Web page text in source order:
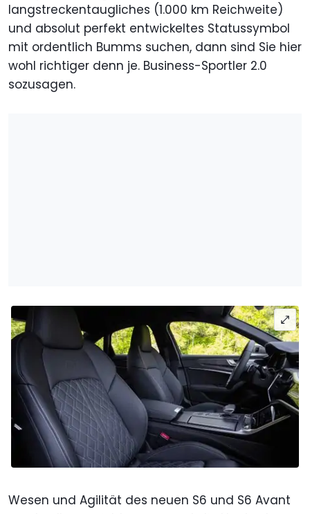
langstreckentaugliches (1.000 km Reichweite)
und absolut perfekt entwickeltes Statussymbol
mit ordentlich Bumms suchen, dann sind Sie hier
wohl richtiger denn je. Business-Sportler 2.0
sozusagen.
Wesen und Agilität des neuen S6 und S6 Avant